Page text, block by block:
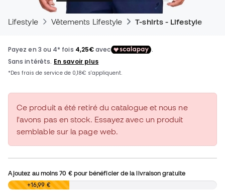
Lifestyle Vêtements Lifestyle T-shirts - Lifestyle
Ce produit a été retiré du catalogue et nous ne
l'avons pas en stock. Essayez avec un produit
semblable sur la page web.
Ajoutez au moins70 €pour bénéficier de la livraison gratuite
0,00 € +16,99 €